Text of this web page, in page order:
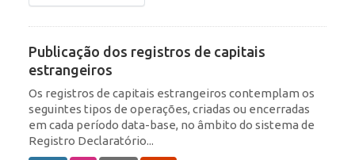
Publicação dos registros de capitais
estrangeiros
Os registros de capitais estrangeiros contemplam os
seguintes tipos de operações, criadas ou encerradas
em cada período data-base, no âmbito do sistema de
Registro Declaratório...